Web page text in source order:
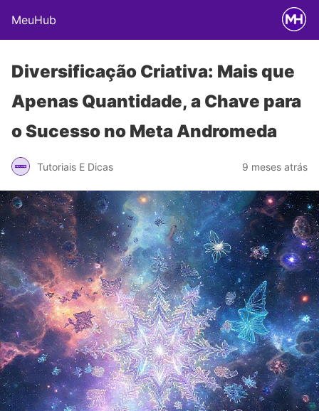
MeuHub
Diversificação Criativa: Mais que
Apenas Quantidade, a Chave para
o Sucesso no Meta Andromeda
Tutoriais E Dicas 9 meses atrás